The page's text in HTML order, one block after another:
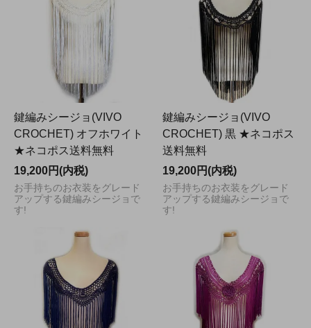
鍵編みシージョ(VIVO
CROCHET) オフホワイト
★ネコポス送料無料
19,200円(内税)
お手持ちのお衣装をグレード
アップする鍵編みシージョで
す!
鍵編みシージョ(VIVO
CROCHET) 黒 ★ネコポス
送料無料
19,200円(内税)
お手持ちのお衣装をグレード
アップする鍵編みシージョで
す!